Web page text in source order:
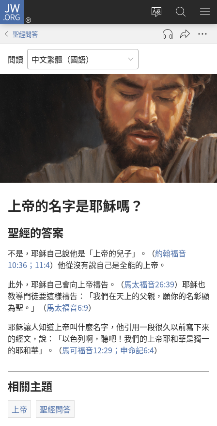
JW.ORG
更
改
網
言
登
入
（開
窗）
搜
尋
JW.ORG
顯
聖經問答
閲讀
上帝的名字是耶穌嗎？
聖經的答案
不是，耶穌自己說他是「上帝的兒子」。（約翰福音
10:36； 11:4）他從沒有說自己是全能的上帝。
此外，耶穌自己會向上帝禱告。（馬太福音26:39）耶穌也
教導門徒要這樣禱告：「我們在天上的父親，願你的名彰顯
為聖。」（馬太福音6:9）
耶穌讓人知道上帝叫什麼名字，他引用一段很久以前寫下來
的經文，說：「以色列啊，聽吧！我們的上帝耶和華是獨一
的耶和華」。（馬可福音12:29； 申命記6:4）
相關主題
上帝 聖經問答